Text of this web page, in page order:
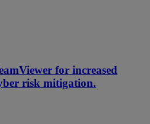
for increased
risk mitigation.